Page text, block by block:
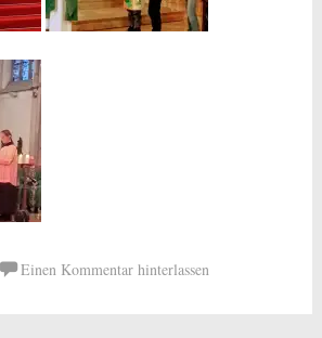
Einen Kommentar hinterlassen